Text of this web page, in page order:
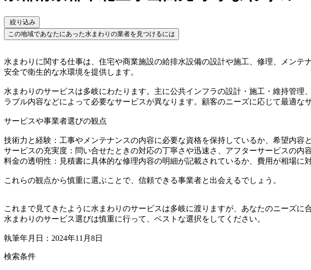
絞り込み
この地域であなたにあった水まわりの業者を見つけるには
水まわりに関する仕事は、住宅や商業施設の給排水設備の設計や施工、修理、メン
安全で衛生的な水環境を提供します。
水まわりのサービスは多岐にわたります。主に公共インフラの設計・施工・維持管
ラブル内容などによって必要なサービスが異なります。顧客のニーズに応じて最適な
サービスや事業者選びの観点
技術力と経験：工事やメンテナンスの内容に必要な資格を保持しているか、希望内容
サービスの充実度：問い合せたときの対応の丁寧さや迅速さ、アフターサービスの内
料金の透明性：見積書に具体的な修理内容の明細が記載されているか、費用が相場に
これらの観点から慎重に選ぶことで、信頼できる事業者と出会えるでしょう。
これまで見てきたように水まわりのサービスは多岐に渡りますが、あなたのニーズに
水まわりのサービス選びは慎重に行って、ベストな選択をしてください。
執筆年月日：2024年11月8日
検索条件